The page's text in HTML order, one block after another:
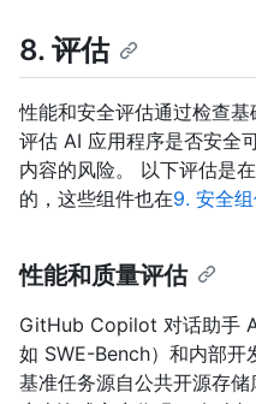
8. 评估
性能和安全评估通过检查
评估 AI 应用程序是否安全
内容的风险。 以下评估是
的，这些组件也在9. 安全
性能和质量评估
GitHub Copilot 对话助手
如 SWE-Bench）和内部开
基准任务源自公共开源存